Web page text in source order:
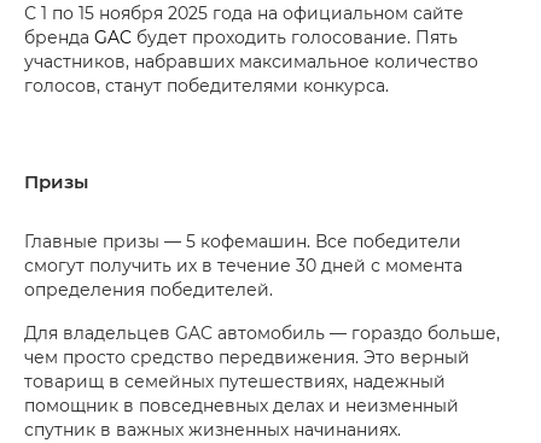
С 1 по 15 ноября 2025 года на официальном сайте
бренда GAC будет проходить голосование. Пять
участников, набравших максимальное количество
голосов, станут победителями конкурса.
Призы
Главные призы — 5 кофемашин. Все победители
смогут получить их в течение 30 дней с момента
определения победителей.
Для владельцев GAC автомобиль — гораздо больше,
чем просто средство передвижения. Это верный
товарищ в семейных путешествиях, надежный
помощник в повседневных делах и неизменный
спутник в важных жизненных начинаниях.